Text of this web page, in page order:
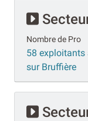
Nombre de Pro
58 exploitants
sur Bruffière